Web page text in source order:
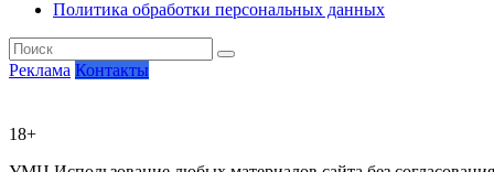
Политика обработки персональных данных
Реклама Контакты
18+